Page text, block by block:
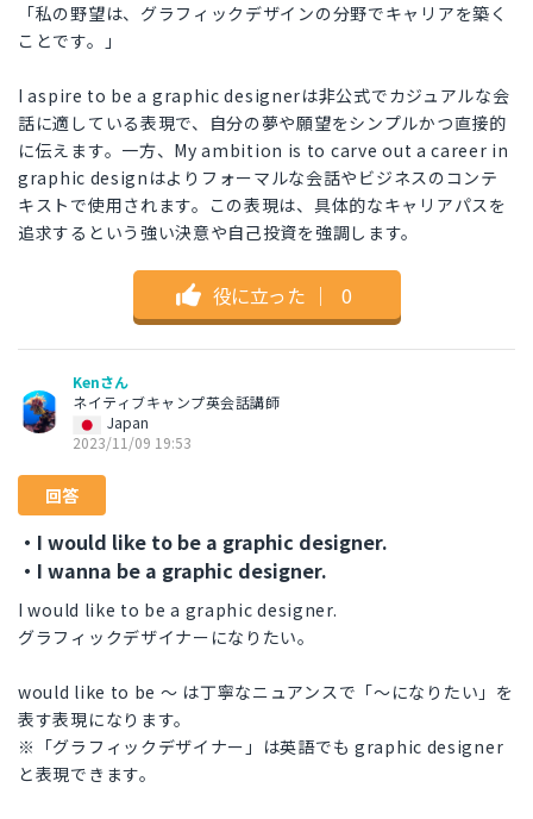
「私の野望は、グラフィックデザインの分野でキャリアを築く
ことです。」
I aspire to be a graphic designerは非公式でカジュアルな会
話に適している表現で、自分の夢や願望をシンプルかつ直接的
に伝えます。一方、My ambition is to carve out a career in
graphic designはよりフォーマルな会話やビジネスのコンテ
キストで使用されます。この表現は、具体的なキャリアパスを
追求するという強い決意や自己投資を強調します。
役に立った ｜ 0
Kenさん
ネイティブキャンプ英会話講師
Japan
2023/11/09 19:53
回答
・I would like to be a graphic designer.
・I wanna be a graphic designer.
I would like to be a graphic designer.
グラフィックデザイナーになりたい。
would like to be 〜 は丁寧なニュアンスで「〜になりたい」を
表す表現になります。
※「グラフィックデザイナー」は英語でも graphic designer
と表現できます。